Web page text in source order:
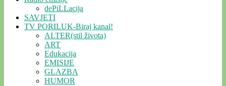
dePiLLacija
SAVJETI
TV PORILUK-Biraj kanal!
ALTER(stil života)
ART
Edukacija
EMISIJE
GLAZBA
HUMOR